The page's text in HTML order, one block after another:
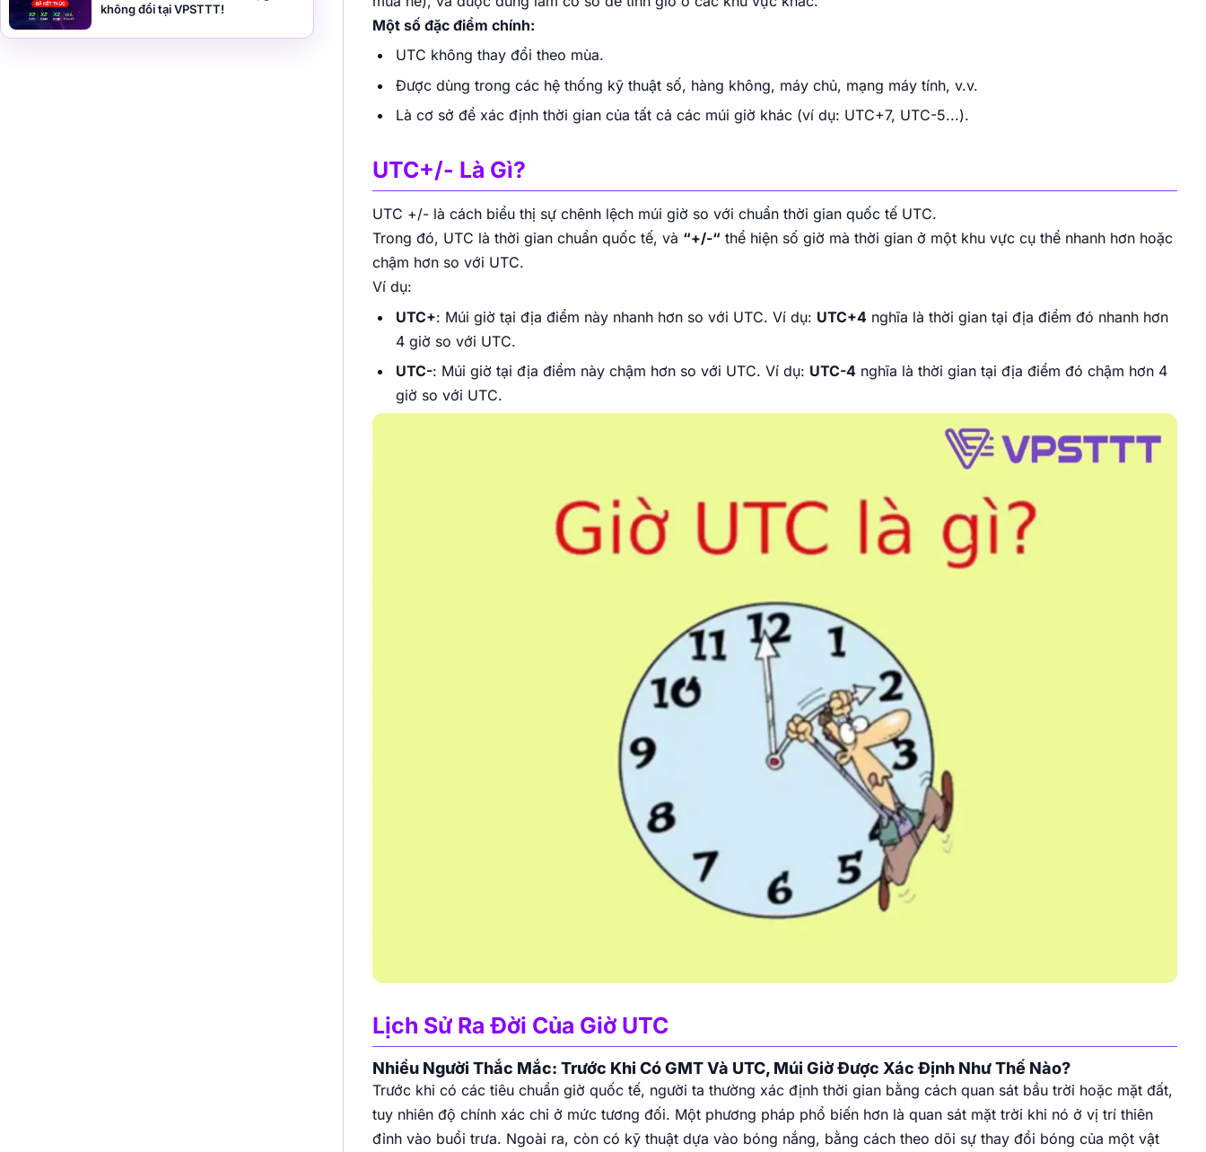
không đổi tại VPSTTT!
Một số đặc điểm chính:
UTC không thay đổi theo mùa.
Được dùng trong các hệ thống kỹ thuật số, hàng không, máy chủ, mạng máy tính, v.v.
Là cơ sở để xác định thời gian của tất cả các múi giờ khác (ví dụ: UTC+7, UTC-5...).
UTC+/- Là Gì?
UTC +/- là cách biểu thị sự chênh lệch múi giờ so với chuẩn thời gian quốc tế UTC.
Trong đó, UTC là thời gian chuẩn quốc tế, và “+/-“ thể hiện số giờ mà thời gian ở một khu vực cụ thể nhanh hơn hoặc
chậm hơn so với UTC.
Ví dụ:
UTC+: Múi giờ tại địa điểm này nhanh hơn so với UTC. Ví dụ: UTC+4nghĩa là thời gian tại địa điểm đó nhanh hơn
4 giờ so với UTC.
UTC-: Múi giờ tại địa điểm này chậm hơn so với UTC. Ví dụ: UTC-4nghĩa là thời gian tại địa điểm đó chậm hơn 4
giờ so với UTC.
Lịch Sử Ra Đời Của Giờ UTC
Nhiều Người Thắc Mắc: Trước Khi Có GMT Và UTC, Múi Giờ Được Xác Định Như Thế Nào?
Trước khi có các tiêu chuẩn giờ quốc tế, người ta thường xác định thời gian bằng cách quan sát bầu trời hoặc mặt đất,
tuy nhiên độ chính xác chỉ ở mức tương đối. Một phương pháp phổ biến hơn là quan sát mặt trời khi nó ở vị trí thiên
đỉnh vào buổi trưa. Ngoài ra, còn có kỹ thuật dựa vào bóng nắng, bằng cách theo dõi sự thay đổi bóng của một vật